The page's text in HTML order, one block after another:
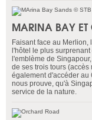
MARINA BAY ET
Faisant face au
l'hôtel le plus
l'emblème de
de ses trois tours (accès
également d'accéder au
nous prouve, qu'à
service de la nature.